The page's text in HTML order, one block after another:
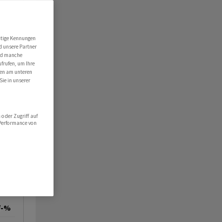
%
Kennungen
unsere Partner
manche
um Ihre
am unteren
in unserer
oder Zugriff auf
von